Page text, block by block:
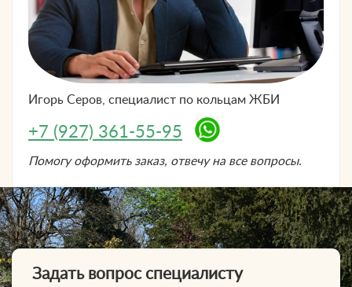
Игорь Серов, специалист по кольцам ЖБИ
+7 (927) 361-55-95
Помогу оформить заказ, отвечу на все вопросы.
Задать вопрос специалисту